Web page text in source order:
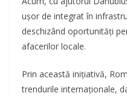
ușor de integrat în
deschizând oportunități
afacerilor locale.
Prin această inițiativă,
trendurile internaționale,